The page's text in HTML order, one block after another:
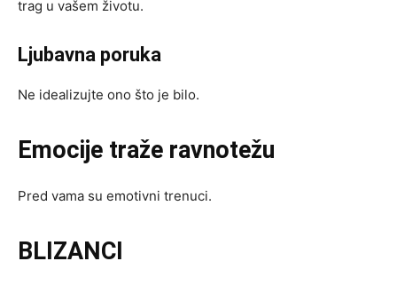
trag u vašem životu.
Ljubavna poruka
Ne idealizujte ono što je bilo.
Emocije traže ravnotežu
Pred vama su emotivni trenuci.
BLIZANCI